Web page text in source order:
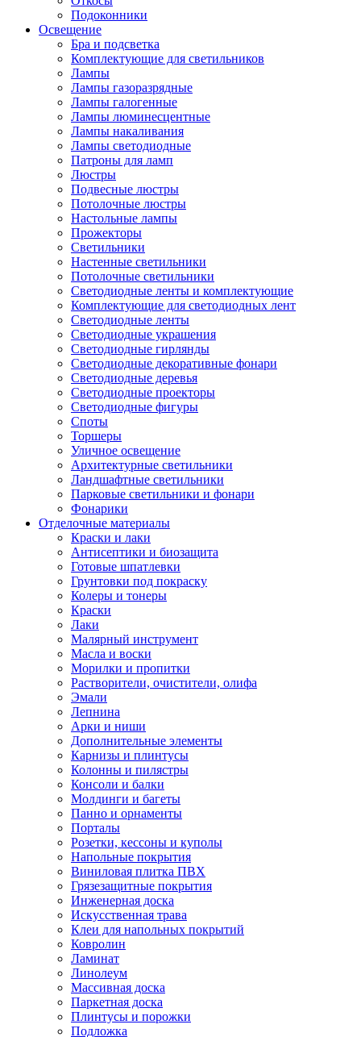
Подоконники
Освещение
Бра и подсветка
Комплектующие для светильников
Лампы
Лампы газоразрядные
Лампы галогенные
Лампы люминесцентные
Лампы накаливания
Лампы светодиодные
Патроны для ламп
Люстры
Подвесные люстры
Потолочные люстры
Настольные лампы
Прожекторы
Светильники
Настенные светильники
Потолочные светильники
Светодиодные ленты и комплектующие
Комплектующие для светодиодных лент
Светодиодные ленты
Светодиодные украшения
Светодиодные гирлянды
Светодиодные декоративные фонари
Светодиодные деревья
Светодиодные проекторы
Светодиодные фигуры
Споты
Торшеры
Уличное освещение
Архитектурные светильники
Ландшафтные светильники
Парковые светильники и фонари
Фонарики
Отделочные материалы
Краски и лаки
Антисептики и биозащита
Готовые шпатлевки
Грунтовки под покраску
Колеры и тонеры
Краски
Лаки
Малярный инструмент
Масла и воски
Морилки и пропитки
Растворители, очистители, олифа
Эмали
Лепнина
Арки и ниши
Дополнительные элементы
Карнизы и плинтусы
Колонны и пилястры
Консоли и балки
Молдинги и багеты
Панно и орнаменты
Порталы
Розетки, кессоны и куполы
Напольные покрытия
Виниловая плитка ПВХ
Грязезащитные покрытия
Инженерная доска
Искусственная трава
Клеи для напольных покрытий
Ковролин
Ламинат
Линолеум
Массивная доска
Паркетная доска
Плинтусы и порожки
Подложка